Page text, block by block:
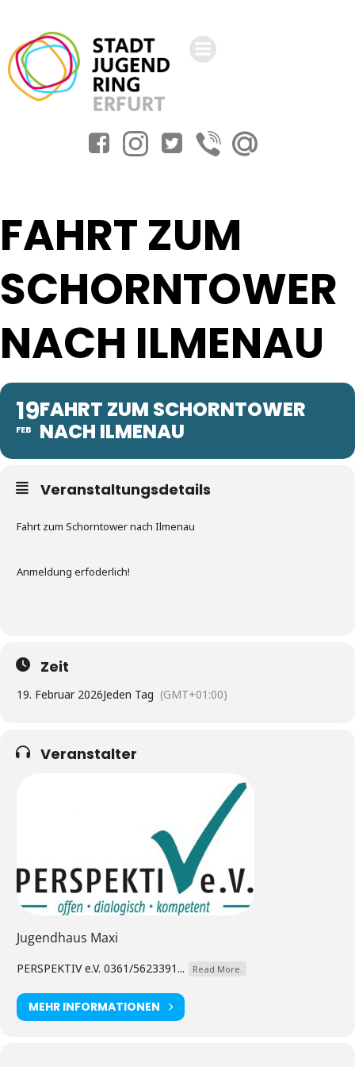
springen
FAHRT ZUM
SCHORNTOWER
NACH ILMENAU
19
FEB
FAHRT ZUM SCHORNTOWER
NACH ILMENAU
Veranstaltungsdetails
Fahrt zum Schorntower nach Ilmenau
Anmeldung erfoderlich!
Zeit
19. Februar 2026Jeden Tag (GMT+01:00)
Veranstalter
Jugendhaus Maxi
PERSPEKTIV e.V. 0361/5623391... Read More.
MEHR INFORMATIONEN